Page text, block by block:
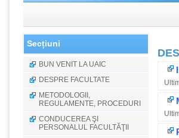
Secțiuni
BUN VENIT LA UAIC
DESPRE FACULTATE
METODOLOGII,
REGULAMENTE, PROCEDURI
CONDUCEREA ŞI
PERSONALUL FACULTĂŢII